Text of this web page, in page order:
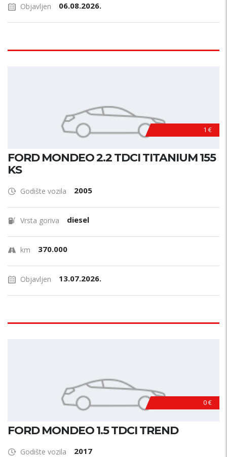
Objavljen 06.08.2026.
1 €
FORD MONDEO 2.2 TDCI TITANIUM 155
KS
Godište vozila 2005
Vrsta goriva diesel
km 370.000
Objavljen 13.07.2026.
0 €
FORD MONDEO 1.5 TDCI TREND
Godište vozila 2017